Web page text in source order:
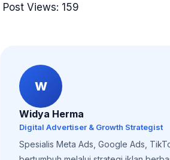
Post Views: 159
W
Widya Herma
Digital Advertiser & Growth Strategist
Spesialis Meta Ads, Google Ads,